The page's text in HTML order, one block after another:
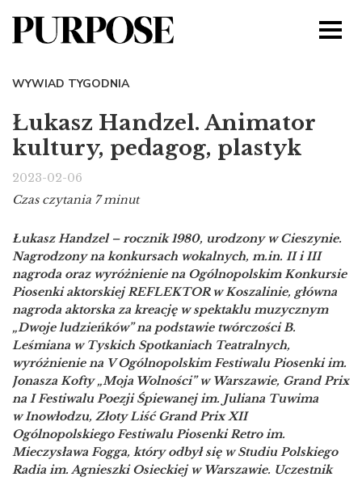
WYWIAD TYGODNIA
Łukasz Handzel. Animator
kultury, pedagog, plastyk
2023-02-06
Czas czytania 7 minut
Łukasz Handzel – rocznik 1980, urodzony w Cieszynie.
Nagrodzony na konkursach wokalnych, m.in. II i III
nagroda oraz wyróżnienie na Ogólnopolskim Konkursie
Piosenki aktorskiej REFLEKTOR w Koszalinie, główna
nagroda aktorska za kreację w spektaklu muzycznym
„Dwoje ludzieńków” na podstawie twórczości B.
Leśmiana w Tyskich Spotkaniach Teatralnych,
wyróżnienie na V Ogólnopolskim Festiwalu Piosenki im.
Jonasza Kofty „Moja Wolności” w Warszawie, Grand Prix
na I Festiwalu Poezji Śpiewanej im. Juliana Tuwima
w Inowłodzu, Złoty Liść Grand Prix XII
Ogólnopolskiego Festiwalu Piosenki Retro im.
Mieczysława Fogga, który odbył się w Studiu Polskiego
Radia im. Agnieszki Osieckiej w Warszawie. Uczestnik